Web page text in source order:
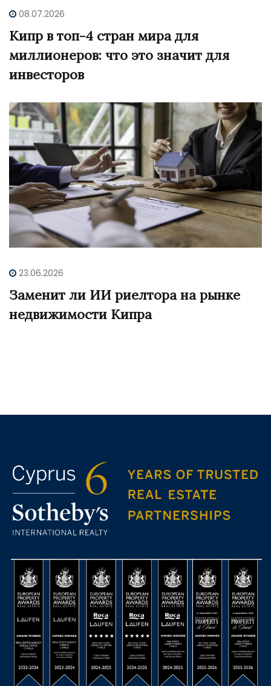
08.07.2026
Кипр в топ-4 стран мира для
миллионеров: что это значит для
инвесторов
23.06.2026
Заменит ли ИИ риелтора на рынке
недвижимости Кипра